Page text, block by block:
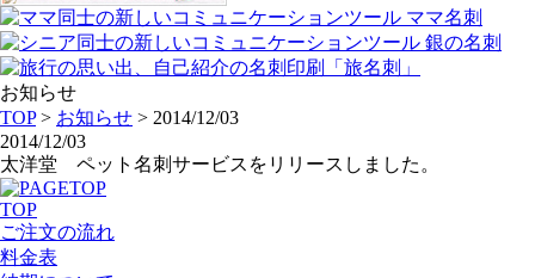
お知らせ
TOP> お知らせ > 2014/12/03
2014/12/03
太洋堂 ペット名刺サービスをリリースしました。
TOP
ご注文の流れ
料金表